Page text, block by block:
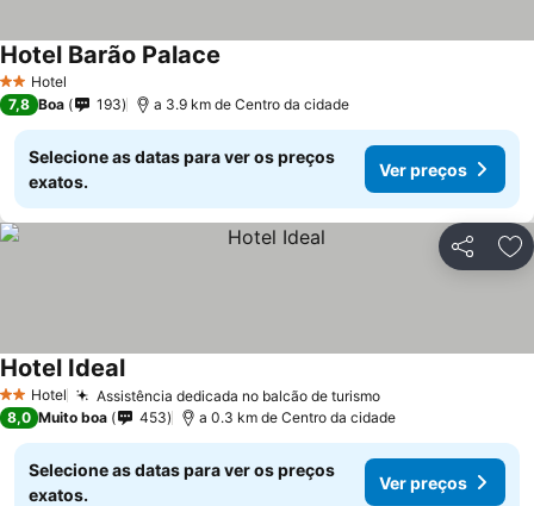
2 Estrelas
Hotel
Hotel Barão Palace
7,8 Boa 193 a 3.9 km de Centro da cidade
Selecione as datas para ver os preços
exatos.
Ver preços
Partilhar
2 Estrelas
Hotel Assistência dedicada no balcão de turismoVer preços
Hotel IdealVer preços
8,0 Muito boa 453 a 0.3 km de Centro da cidade
Selecione as datas para ver os preços
exatos.
Ver preços